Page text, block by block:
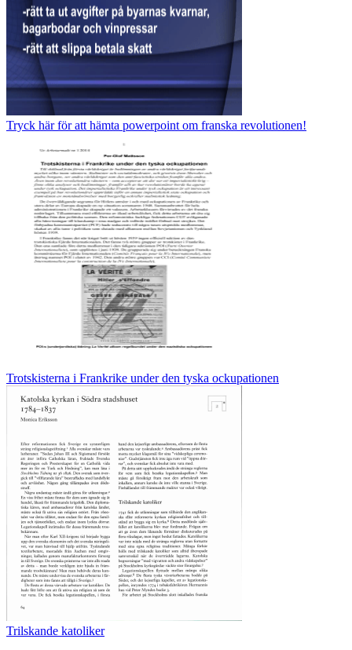
Tryck här för att hämta powerpoint om franska revolutionen!
Trotskisterna i Frankrike under den tyska ockupationen
Trilskande katoliker